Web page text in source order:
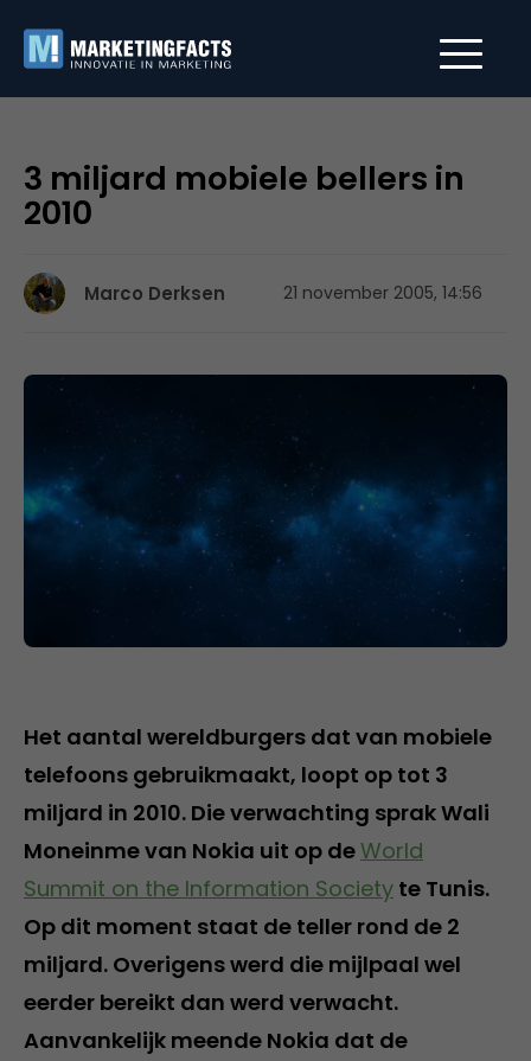
3 miljard mobiele bellers in
2010
Marco Derksen 21 november 2005, 14:56
Het aantal wereldburgers dat van mobiele
telefoons gebruikmaakt, loopt op tot 3
miljard in 2010. Die verwachting sprak Wali
Moneinme van Nokia uit op deWorld
Summit on the Information Society te Tunis.
Op dit moment staat de teller rond de 2
miljard. Overigens werd die mijlpaal wel
eerder bereikt dan werd verwacht.
Aanvankelijk meende Nokia dat de